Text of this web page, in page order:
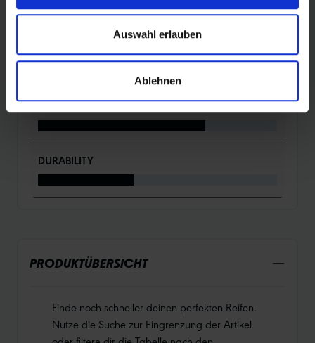
Auswahl erlauben
Ablehnen
ROLLING
PROTECTION
DURABILITY
PRODUKTÜBERSICHT
Finde noch schneller deinen perfekten Reifen.
Nutze die Suche zur Eingrenzung der Artikel